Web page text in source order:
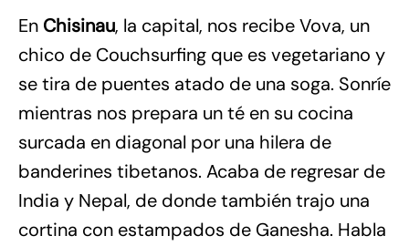
En Chisinau, la capital, nos recibe Vova, un
chico de Couchsurfing que es vegetariano y
se tira de puentes atado de una soga. Sonríe
mientras nos prepara un té en su cocina
surcada en diagonal por una hilera de
banderines tibetanos. Acaba de regresar de
India y Nepal, de donde también trajo una
cortina con estampados de Ganesha. Habla